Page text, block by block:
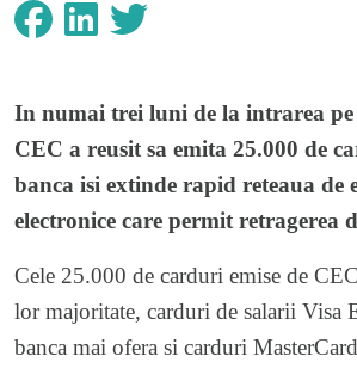
In numai trei luni de la intrarea
CEC a reusit sa emita 25.000 de
banca isi extinde rapid reteaua de
electronice care permit retragerea
Cele 25.000 de carduri emise de
lor majoritate, carduri de salarii Visa
banca mai ofera si carduri